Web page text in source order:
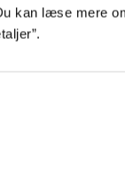
kan læse mere
amet ...
amet ...
amet ...